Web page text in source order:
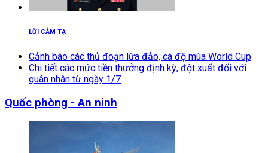
LỜI CẢM TẠ
Cảnh báo các thủ đoạn lừa đảo, cá độ mùa World Cup
Chi tiết các mức tiền thưởng định kỳ, đột xuất đối với
quân nhân từ ngày 1/7
Quốc phòng - An ninh